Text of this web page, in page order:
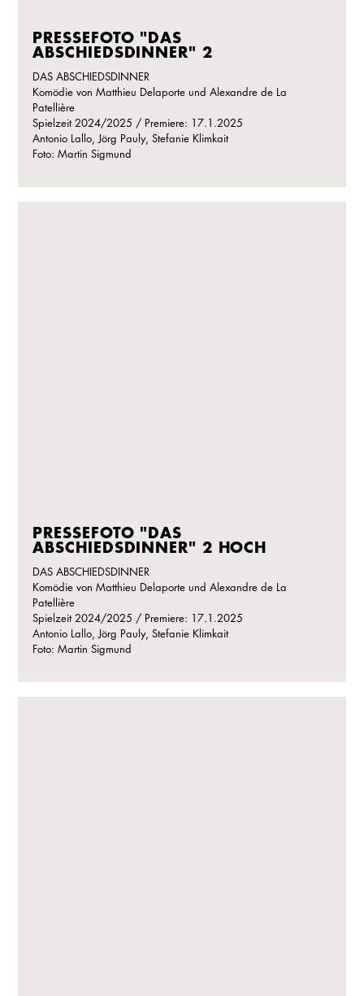
PRESSEFOTO "DAS
ABSCHIEDSDINNER" 2
DAS ABSCHIEDSDINNER
Komödie von Matthieu Delaporte und Alexandre de La
Patellière
Spielzeit 2024/2025 / Premiere: 17.1.2025
Antonio Lallo, Jörg Pauly, Stefanie Klimkait
Foto: Martin Sigmund
PRESSEFOTO "DAS
ABSCHIEDSDINNER" 2 HOCH
DAS ABSCHIEDSDINNER
Komödie von Matthieu Delaporte und Alexandre de La
Patellière
Spielzeit 2024/2025 / Premiere: 17.1.2025
Antonio Lallo, Jörg Pauly, Stefanie Klimkait
Foto: Martin Sigmund